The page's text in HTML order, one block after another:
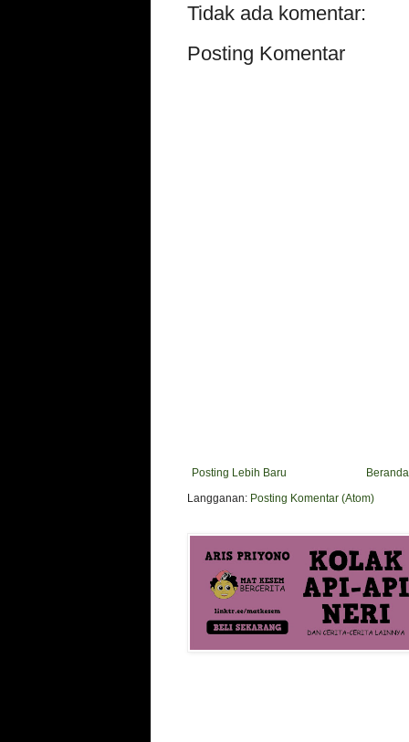
Tidak ada komentar:
Posting Komentar
Posting Lebih Baru
Beranda
Langganan: Posting Komentar (Atom)